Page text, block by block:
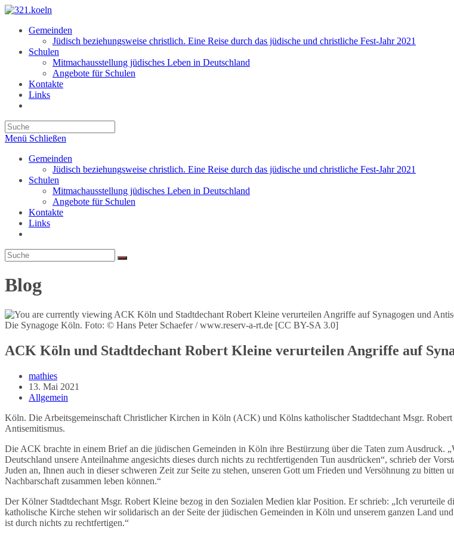
Zum
springenGemeinden
Jüdisch beziehungsweise christlich. Eine Reise durch das jüdische und christliche Fest-Jahr 2021
Schulen
Mitmachausstellung jüdisches Leben in Deutschland
Angebote für Schulen
Kontakte
Links
search
Menü Schließen
Gemeinden
Jüdisch beziehungsweise christlich. Eine Reise durch das jüdische und christliche Fest-Jahr 2021
Schulen
Mitmachausstellung jüdisches Leben in Deutschland
Angebote für Schulen
Kontakte
Links
search
Blog
Die Synagoge Köln. Foto: © Hans Peter Schaefer / www.reserv-a-rt.de [CC BY-SA 3.0]
ACK Köln und Stadtdechant Robert Kleine verurteilen Angriffe auf
Beitrags-
Autor:
mathies
Beitrag
veröffentlicht:
13. Mai 2021
Beitrags-
Allgemein
Köln. Die Arbeitsgemeinschaft Christlicher Kirchen in Köln (ACK) und Kölns katholischer Stadtdechant Msgr.
Antisemitismus.
Die ACK brachte in einem Brief an die jüdischen Gemeinden in Köln ihre Bestürzung über die Taten zum Ausdruck.
Deutschland unsere Anteilnahme angesichts dieses durch nichts zu rechtfertigenden Tun ausdrücken“, schrieb der
Juden an, Ihnen auch in dieser schweren Zeit zur Seite zu stehen, unseren Gott um Frieden und Versöhnung zu
Nachbarschaft zusammen leben können.“
Der Kölner Stadtdechant Msgr. Robert Kleine bezog in den Sozialen Medien klar Position. Er schrieb: „Ich
katholische Kirche stehen wir solidarisch an der Seite der jüdischen Gemeinden in Köln und unserem ganzen Land
ist durch nichts zu rechtfertigen.“